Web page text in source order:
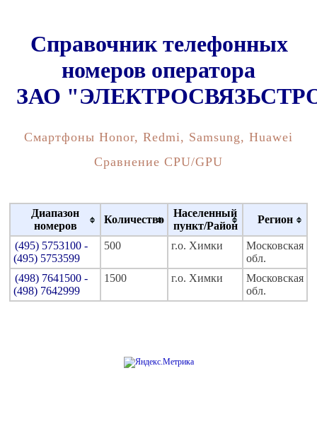
Справочник телефонных
номеров оператора
ЗАО
Смартфоны Honor, Redmi, Samsung, Huawei
Сравнение CPU/GPU
Диапазон
номеров
Количество
Населенный
пункт/Район
Регион
(495) 5753100 -
(495) 5753599
500 г.о. Химки
Московская
обл.
(498) 7641500 -
(498) 7642999
1500 г.о. Химки
Московская
обл.